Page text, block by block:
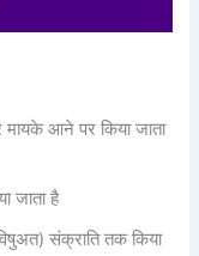
मायके आने पर किया जाता
जाता है
संक्राति तक किया